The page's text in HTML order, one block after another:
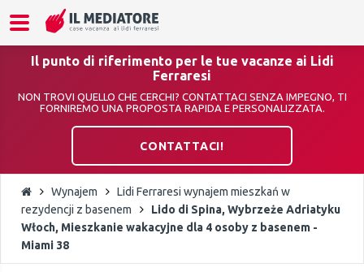
Il punto di riferimento per le tue vacanze ai Lidi
Ferraresi
NON TROVI QUELLO CHE CERCHI? CONTATTACI SENZA IMPEGNO, TI
FORNIREMO UNA PROPOSTA RAPIDA E PERSONALIZZATA.
CONTATTACI!
Wynajem
Lidi Ferraresi wynajem mieszkań w
rezydencji z basenem
Lido di Spina, Wybrzeże Adriatyku
Włoch, Mieszkanie wakacyjne dla 4 osoby z basenem -
Miami 38